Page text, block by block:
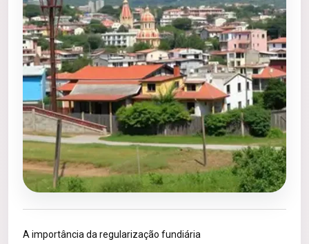
A importância da regularização fundiária